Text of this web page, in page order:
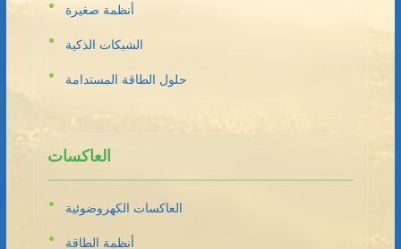
أنظمة صغيرة
الشبكات الذكية
حلول الطاقة المستدامة
العاكسات
العاكسات الكهروضوئية
أنظمة الطاقة